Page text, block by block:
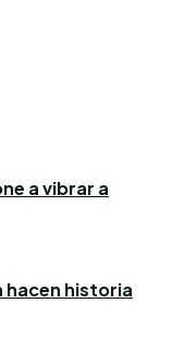
a vibrar a
hacen historia